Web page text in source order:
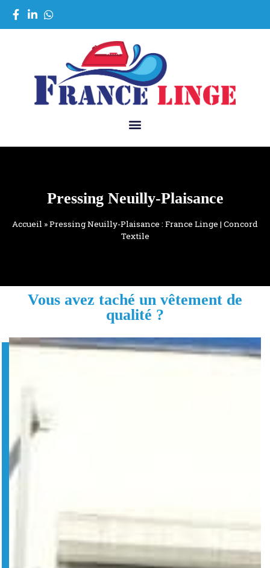
Pressing Neuilly-Plaisance
Accueil »Pressing Neuilly-Plaisance : France Linge | Concord
Textile
Vous avez taché un vêtement de
qualité ?